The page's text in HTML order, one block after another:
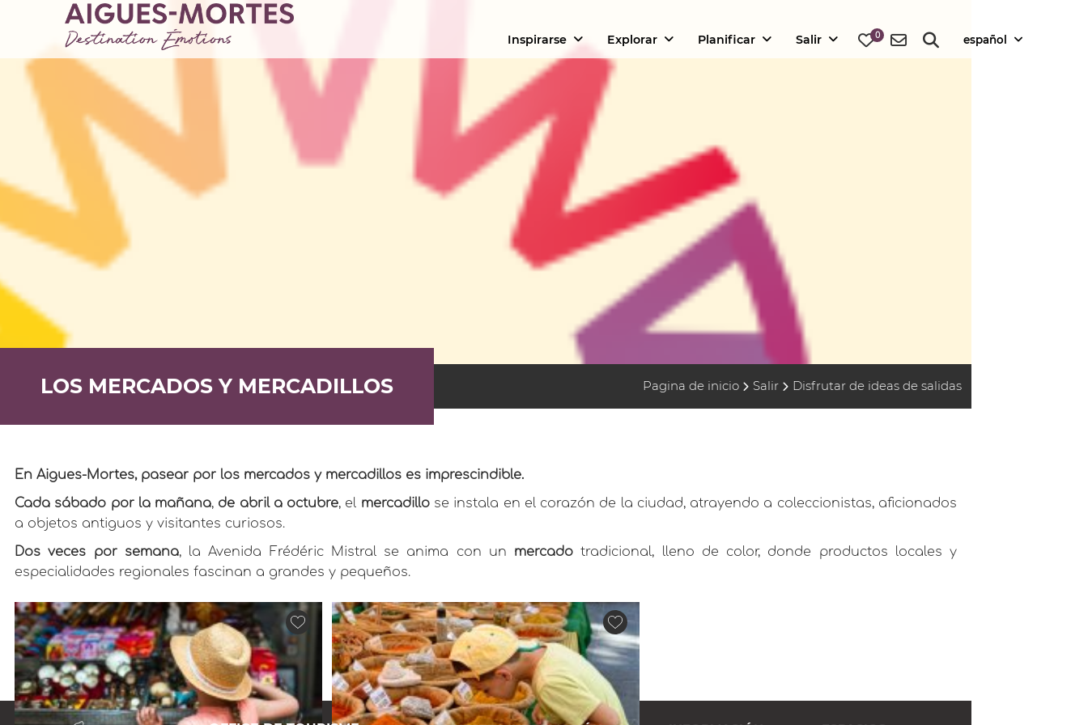
LOS MERCADOS Y MERCADILLOS Pagina de inicio Salir Disfrutar de ideas de salidas
En Aigues-Mortes, pasear por los mercados y mercadillos es imprescindible.
Cada sábado por la mañana, de abril a octubre, el mercadillo se instala en el corazón de la ciudad, atrayendo a coleccionistas, aficionados
a objetos antiguos y visitantes curiosos.
Dos veces por semana, la Avenida Frédéric Mistral se anima con un mercadotradicional, lleno de color, donde productos locales y
especialidades regionales fascinan a grandes y pequeños.
Inspirarse Explorar Planificar Salir 0 español